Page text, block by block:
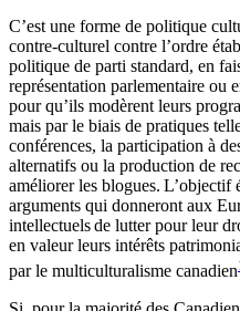
C’est une forme de politique
contre-culturel contre l’ordre
politique de parti standard, en
représentation parlementaire ou
pour qu’ils modèrent leurs
mais par le biais de pratiques
conférences, la participation à
alternatifs ou la production de
améliorer les blogues. L’objectif
arguments qui donneront aux
intellectuelsde lutter pour leur
en valeur leurs intérêts
par le multiculturalisme canadien